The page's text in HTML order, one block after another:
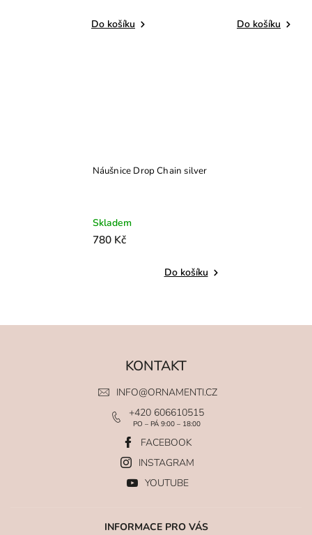
Do košíku Do košíku
Náušnice Drop Chain silver
Skladem
780 Kč
Do košíku
KONTAKT
INFO@ORNAMENTI.CZ
+420 606610515
PO – PÁ 9:00 – 18:00
FACEBOOK
INSTAGRAM
YOUTUBE
INFORMACE PRO VÁS